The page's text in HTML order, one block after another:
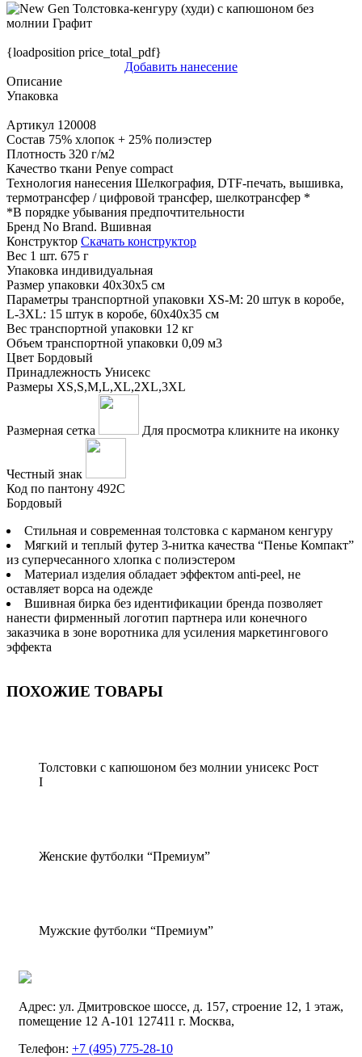
{loadposition price_total_pdf}
Добавить нанесение
Описание
Упаковка
Артикул 120008
Состав 75% хлопок + 25% полиэстер
Плотность 320 г/м2
Качество ткани Penye compact
Технология нанесения Шелкография, DTF-печать, вышивка,
термотрансфер / цифровой трансфер, шелкотрансфер *
*В порядке убывания предпочтительности
Бренд No Brand. Вшивная
Конструктор Скачать конструктор
Вес 1 шт. 675 г
Упаковка индивидуальная
Размер упаковки 40x30х5 см
Параметры транспортной упаковки XS-M: 20 штук в коробе,
L-3XL: 15 штук в коробе, 60x40x35 см
Вес транспортной упаковки 12 кг
Объем транспортной упаковки 0,09 м3
Цвет Бордовый
Принадлежность Унисекс
Размеры XS,S,M,L,XL,2XL,3XL
Размерная сетка Для просмотра кликните на иконку
Честный знак
Код по пантону 492С
Бордовый
Стильная и современная толстовка с карманом кенгуру
Мягкий и теплый футер 3-нитка качества “Пенье Компакт”
из суперчесанного хлопка с полиэстером
Материал изделия обладает эффектом anti-peel, не
оставляет ворса на одежде
Вшивная бирка без идентификации бренда позволяет
нанести фирменный логотип партнера или конечного
заказчика в зоне воротника для усиления маркетингового
эффекта
ПОХОЖИЕ ТОВАРЫ
Толстовки с капюшоном без молнии унисекс Рост
I
Женские футболки “Премиум”
Мужские футболки “Премиум”
Адрес: ул. Дмитровское шоссе, д. 157, строение 12, 1 этаж,
помещение 12 А-101 127411 г. Москва,
Телефон: +7 (495) 775-28-10